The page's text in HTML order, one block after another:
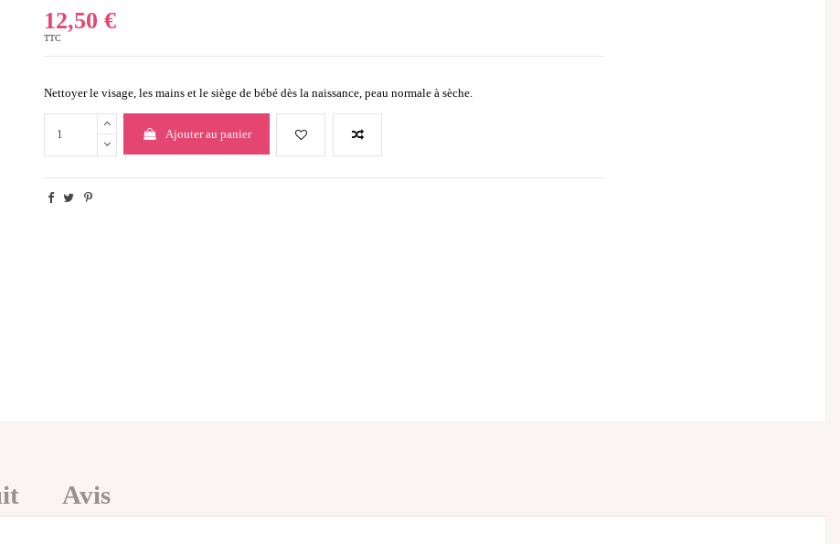
12,50 €
TTC
Nettoyer le visage, les mains et le siège de bébé dès la naissance, peau normale à sèche.
Ajouter au panier
Avis